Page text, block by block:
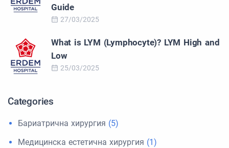
Guide
27/03/2025
What is LYM (Lymphocyte)? LYM High and
Low
25/03/2025
Categories
Бариатрична хирургия (5)
Медицинска естетична хирургия (1)